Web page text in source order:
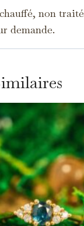
non traité
demande.